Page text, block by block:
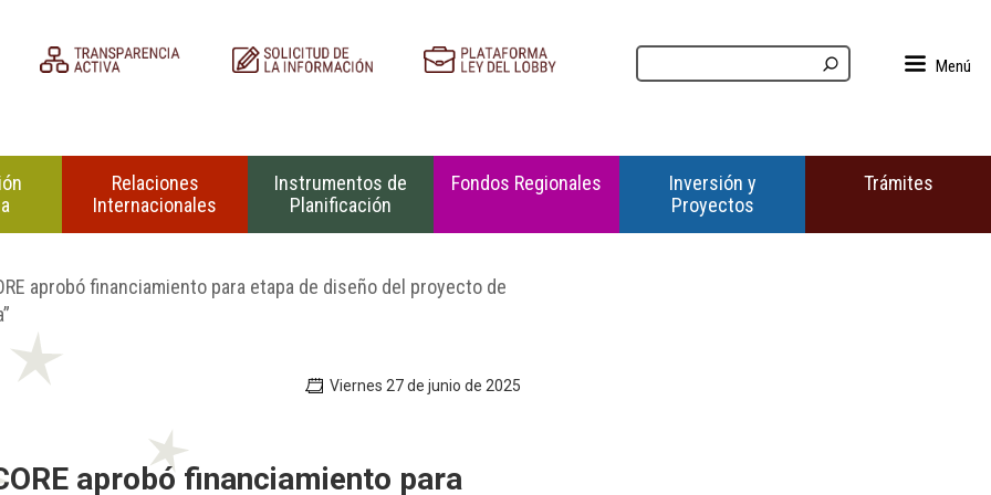
Menú
Relaciones
Internacionales
Instrumentos de
Planificación
Fondos Regionales
Inversión y
Proyectos
Trámites
aprobó financiamiento para etapa de diseño del proyecto de
Viernes 27 de junio de 2025
aprobó financiamiento para